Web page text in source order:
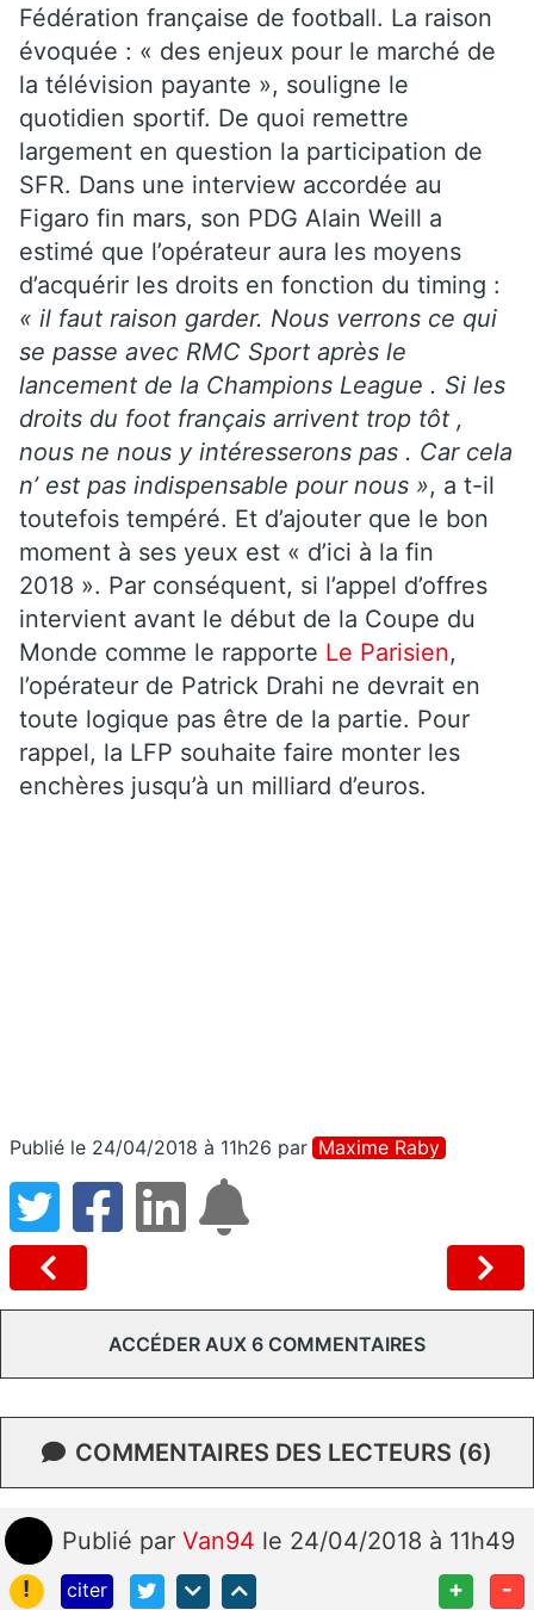
Fédération française de football. La raison
évoquée : « des enjeux pour le marché de
la télévision payante », souligne le
quotidien sportif. De quoi remettre
largement en question la participation de
SFR. Dans une interview accordée au
Figaro fin mars, son PDG Alain Weill a
estimé que l’opérateur aura les moyens
d’acquérir les droits en fonction du timing :
« il faut raison garder. Nous verrons ce qui
se passe avec RMC Sport après le
lancement de la Champions League . Si les
droits du foot français arrivent trop tôt ,
nous ne nous y intéresserons pas . Car cela
n’ est pas indispensable pour nous », a t-il
toutefois tempéré. Et d’ajouter que le bon
moment à ses yeux est « d’ici à la fin
2018 ». Par conséquent, si l’appel d’offres
intervient avant le début de la Coupe du
Monde comme le rapporte Le Parisien,
l’opérateur de Patrick Drahi ne devrait en
toute logique pas être de la partie. Pour
rappel, la LFP souhaite faire monter les
enchères jusqu’à un milliard d’euros.
Publié le 24/04/2018 à 11h26 par Maxime Raby
ACCÉDER AUX 6 COMMENTAIRES
COMMENTAIRES DES LECTEURS (6)
Publié par Van94 le 24/04/2018 à 11h49
!
citer + -